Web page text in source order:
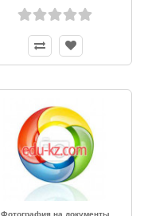
Фотография на документы